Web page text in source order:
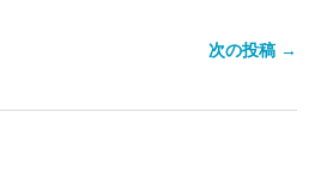
次の投稿 →